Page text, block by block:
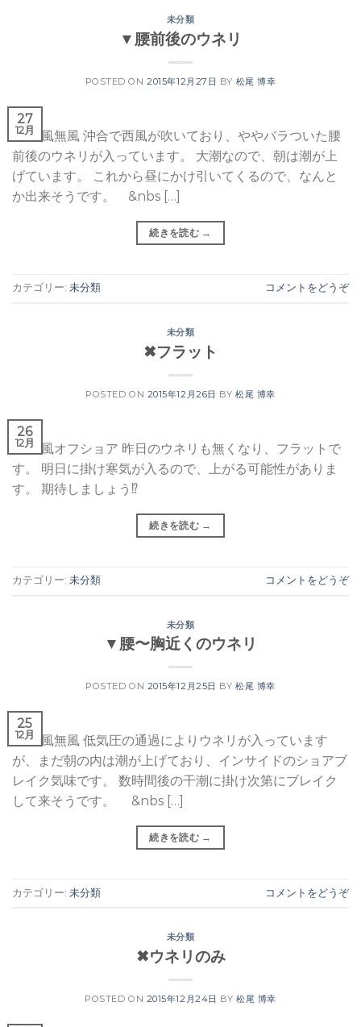
未分類
▼腰前後のウネリ
POSTED ON2015年12月27日 BY 松尾 博幸
27
12月
晴れ 風無風 沖合で西風が吹いており、ややバラついた腰
前後のウネリが入っています。 大潮なので、朝は潮が上
げています。 これから昼にかけ引いてくるので、なんと
か出来そうです。 &nbs […]
続きを読む →
カテゴリー: 未分類 コメントをどうぞ
未分類
✖︎フラット
POSTED ON 2015年12月26日 BY松尾 博幸
26
12月
晴れ 風オフショア 昨日のウネリも無くなり、フラットで
す。 明日に掛け寒気が入るので、上がる可能性がありま
す。 期待しましょう⁉︎
続きを読む →
カテゴリー: 未分類 コメントをどうぞ
未分類
▼腰〜胸近くのウネリ
POSTED ON 2015年12月25日 BY松尾 博幸
25
12月
晴れ 風無風 低気圧の通過によりウネリが入っています
が、まだ朝の内は潮が上げており、インサイドのショアブ
レイク気味です。 数時間後の干潮に掛け次第にブレイク
して来そうです。 &nbs […]
続きを読む →
カテゴリー: 未分類 コメントをどうぞ
未分類
✖︎ウネリのみ
POSTED ON 2015年12月24日 BY松尾 博幸